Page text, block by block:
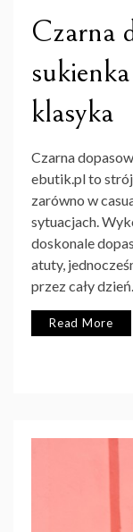
Czarna
klasyka
Czarna
ebutik.pl to
zarówno w
sytuacjach.
doskonale
atuty,
przez cały
Read More